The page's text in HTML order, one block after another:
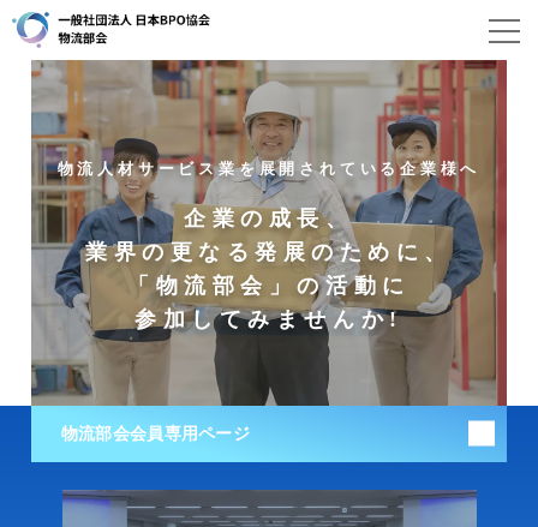
物流人材サービス業を展開されている企業様へ
企業の成長、
業界の更なる発展のために、
「物流部会」の活動に
参加してみませんか!
物流部会会員専用ページ